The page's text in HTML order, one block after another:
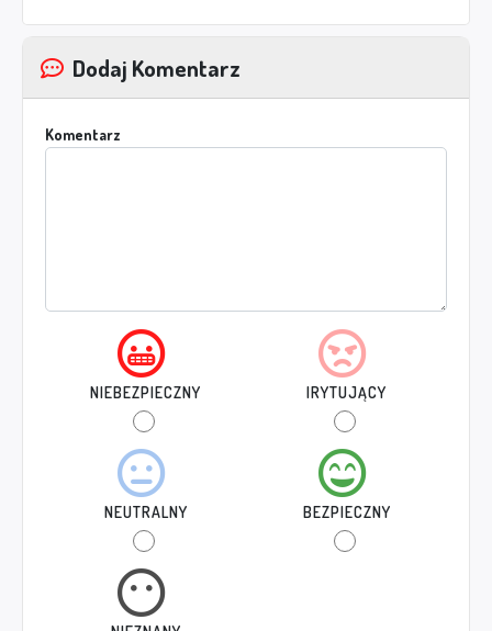
Dodaj Komentarz
Komentarz
NIEBEZPIECZNY IRYTUJĄCY
NEUTRALNY BEZPIECZNY